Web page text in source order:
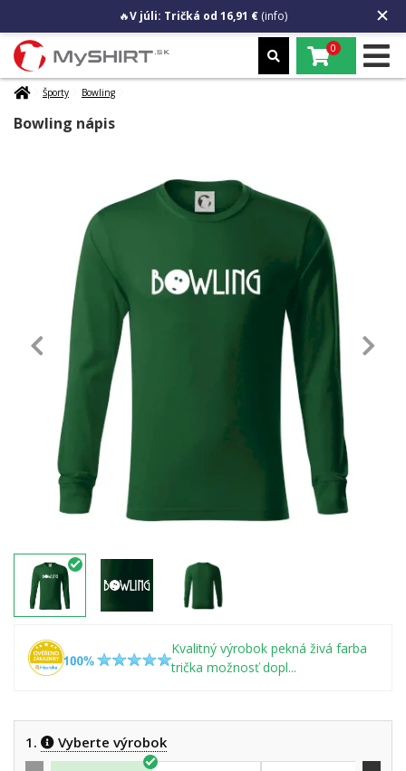
🔥V júli: Tričká od 16,91 € (info)
0
Športy Bowling
Bowling nápis
Kvalitný výrobok pekná živá farba
trička možnosť dopl...
1. Vyberte výrobok